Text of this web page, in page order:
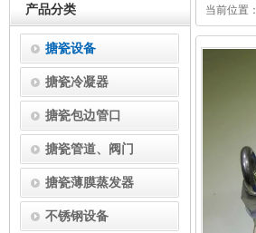
产品分类
搪瓷设备
搪瓷冷凝器
搪瓷包边管口
搪瓷管道、阀门
搪瓷薄膜蒸发器
不锈钢设备
当前位置：